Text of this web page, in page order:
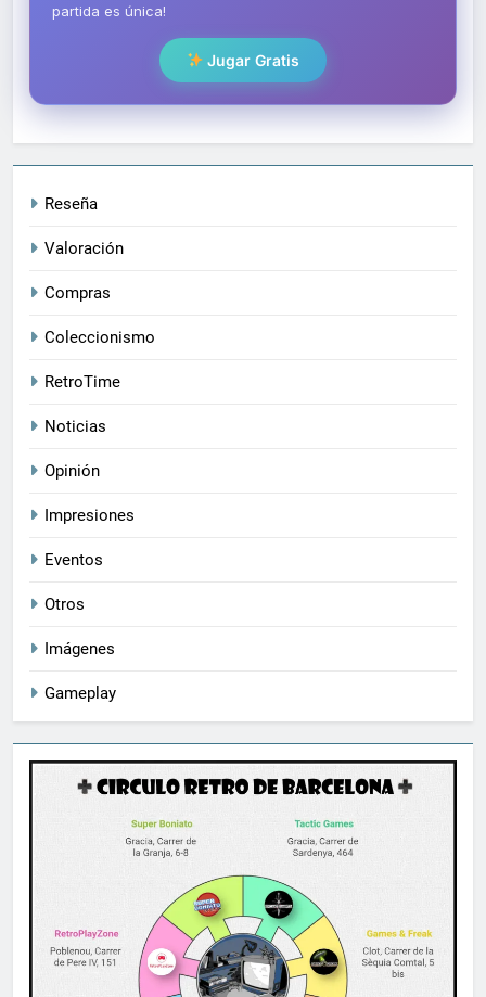
partida es única!
Jugar Gratis
Reseña
Valoración
Compras
Coleccionismo
RetroTime
Noticias
Opinión
Impresiones
Eventos
Otros
Imágenes
Gameplay